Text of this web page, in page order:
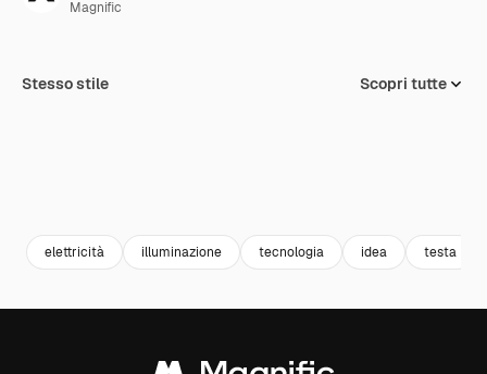
Magnific
Stesso stile Scopri tutte
elettricità illuminazione tecnologia idea testa